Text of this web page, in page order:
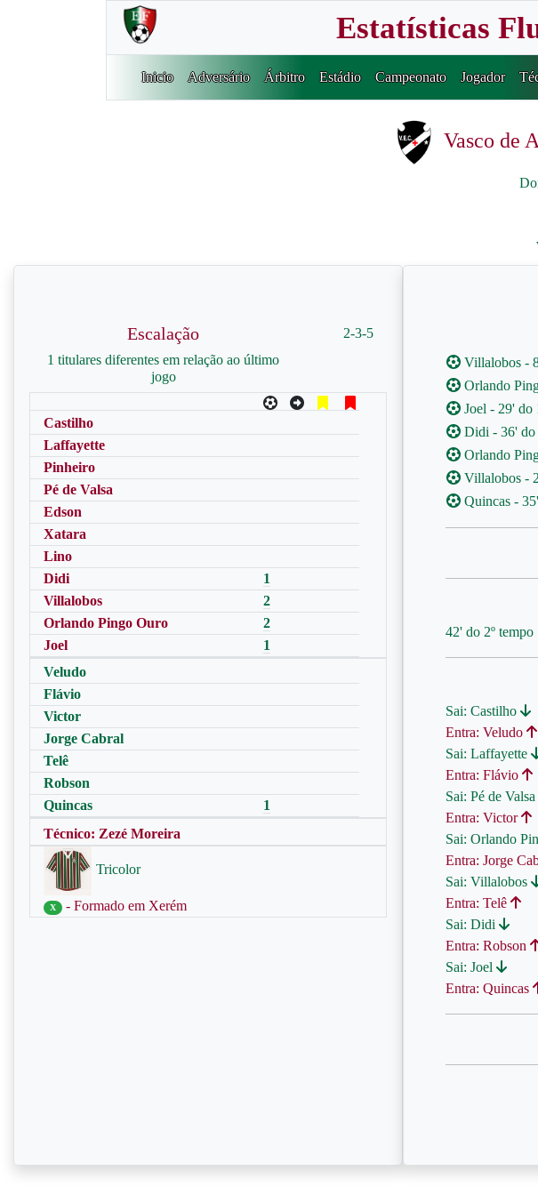
Estatísticas
Inicio Adversário Árbitro Estádio Campeonato Jogador
Vasco de
Escalação
1 titulares diferentes em relação ao último
jogo
2-3-5
Castilho
Laffayette
Pinheiro
Pé de Valsa
Edson
Xatara
Lino
Didi
1
Villalobos
2
Orlando Pingo Ouro
2
Joel
1
Veludo
Flávio
Victor
Jorge Cabral
Telê
Robson
Quincas
1
Técnico: Zezé Moreira
Tricolor
X - Formado em Xerém
Villalobos -
Orlando
Joel - 29' do
Didi - 36' do
Orlando
Villalobos -
Quincas -
42' do 2º tempo
Sai: Castilho
Entra: Veludo
Sai: Laffayette
Entra: Flávio
Sai: Pé de Valsa
Entra: Victor
Sai: Orlando
Entra: Jorge
Sai: Villalobos
Entra: Telê
Sai: Didi
Entra: Robson
Sai: Joel
Entra: Quincas